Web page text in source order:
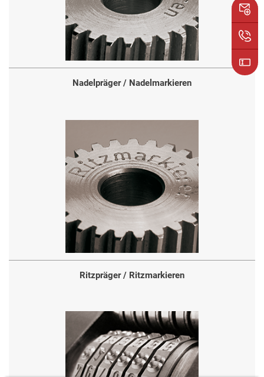
Nadelpräger / Nadelmarkieren
Ritzpräger / Ritzmarkieren